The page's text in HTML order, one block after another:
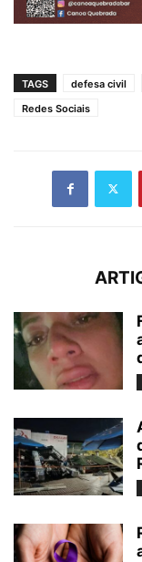
TAGS defesa civil
Redes Sociais